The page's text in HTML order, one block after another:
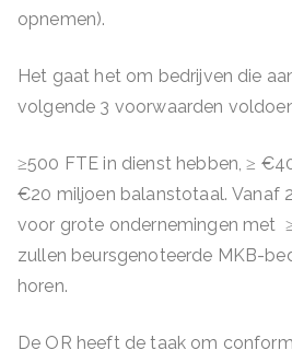
opnemen).
Het gaat het om bedrijven die
volgende 3 voorwaarden
≥500 FTE in dienst hebben, ≥
€20 miljoen balanstotaal. Vanaf
voor grote ondernemingen met
zullen beursgenoteerde MKB-
horen.
De OR heeft de taak om